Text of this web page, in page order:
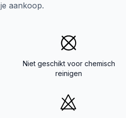
aankoop.
Niet geschikt voor chemisch
reinigen